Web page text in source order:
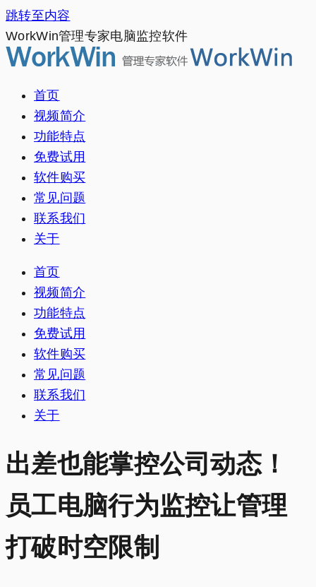
跳转至内容
WorkWin管理专家电脑监控软件
首页
视频简介
功能特点
免费试用
软件购买
常见问题
联系我们
关于
首页
视频简介
功能特点
免费试用
软件购买
常见问题
联系我们
关于
出差也能掌控公司动态！
员工电脑行为监控让管理
打破时空限制